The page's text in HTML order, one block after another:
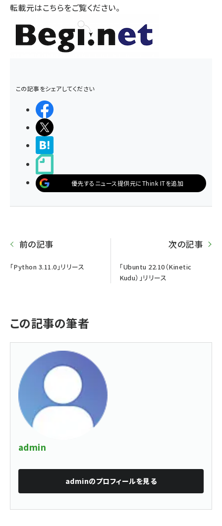
転載元はこちらをご覧ください。
この記事をシェアしてください
優先するニュース提供元にThink ITを追加
前の記事
「Python 3.11.0」リリース
次の記事
「Ubuntu 22.10（Kinetic
Kudu）」リリース
この記事の筆者
admin
adminのプロフィールを見る